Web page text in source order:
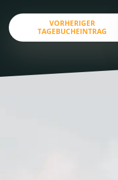
VORHERIGER
TAGEBUCHEINTRAG